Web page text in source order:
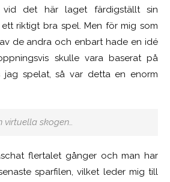
vid det här laget färdigställt sin
riktigt bra spel. Men för mig som
de andra och enbart hade en idé
skulle vara baserat på
jag spelat, så var detta en enorm
virtuella skogen…
flertalet gånger och man har
sparfilen, vilket leder mig till